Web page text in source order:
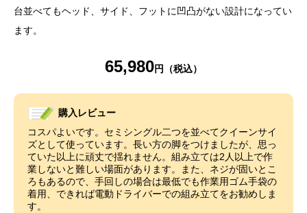
台並べてもヘッド、サイド、フットに凹凸がない設計になってい
ます。
65,980
購入レビュー
コスパよいです。セミシングル二つを並べてクイーンサイ
ズとして使っています。長い方の脚をつけましたが、思っ
ていた以上に頑丈で揺れません。組み立ては2人以上で作
業しないと難しい場面があります。また、ネジが固いとこ
ろもあるので、手回しの場合は最低でも作業用ゴム手袋の
着用、できれば電動ドライバーでの組み立てをお勧めしま
す。